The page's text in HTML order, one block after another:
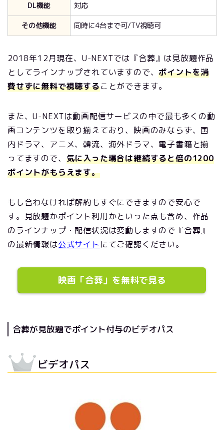
DL機能
対応
その他機能
同時に4台まで可/TV視聴可
2018年12月現在、U-NEXTでは『合葬』は見放題作品
としてラインナップされていますので、ポイントを消
費せずに無料で視聴することができます。
また、U-NEXTは動画配信サービスの中で最も多くの動
画コンテンツを取り揃えており、映画のみならず、国
内ドラマ、アニメ、韓流、海外ドラマ、電子書籍と揃
ってますので、 気に入った場合は継続すると倍の1200
ポイントがもらえます。
もし合わなければ解約もすぐにできますので安心で
す。見放題かポイント利用かといった点も含め、作品
のラインナップ・配信状況は変動しますので『合葬』
の最新情報は公式サイト にてご確認ください。
映画「合葬」を無料で見る
合葬が見放題でポイント付与のビデオパス
ビデオパス